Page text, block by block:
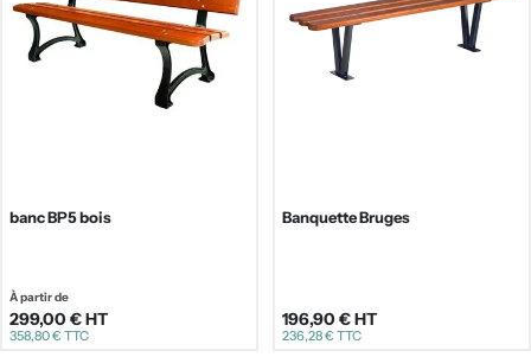
banc BP5 bois
Prix
régulier
À partir de
299,00 €HT
358,80 €TTC
Banquette Bruges
Prix
196,90 €HT
236,28 €TTC